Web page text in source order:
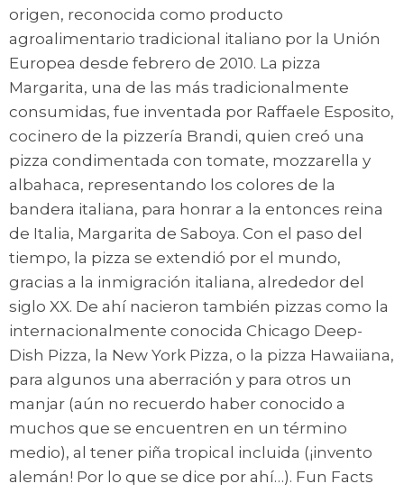
origen, reconocida como producto
agroalimentario tradicional italiano por la Unión
Europea desde febrero de 2010. La pizza
Margarita, una de las más tradicionalmente
consumidas, fue inventada por Raffaele Esposito,
cocinero de la pizzería Brandi, quien creó una
pizza condimentada con tomate, mozzarella y
albahaca, representando los colores de la
bandera italiana, para honrar a la entonces reina
de Italia, Margarita de Saboya. Con el paso del
tiempo, la pizza se extendió por el mundo,
gracias a la inmigración italiana, alrededor del
siglo XX. De ahí nacieron también pizzas como la
internacionalmente conocida Chicago Deep-
Dish Pizza, la New York Pizza, o la pizza Hawaiiana,
para algunos una aberración y para otros un
manjar (aún no recuerdo haber conocido a
muchos que se encuentren en un término
medio), al tener piña tropical incluida (¡invento
alemán! Por lo que se dice por ahí…). Fun Facts